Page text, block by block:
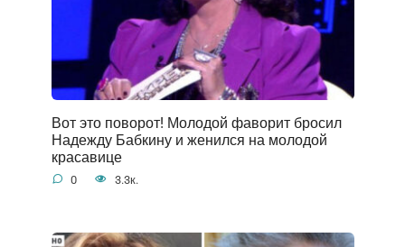
Вот это поворот! Молодой фаворит бросил
Надежду Бабкину и женился на молодой
красавице
0 3.3к.